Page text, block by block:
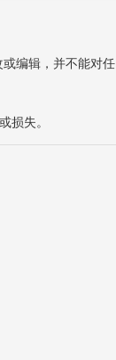
编辑，并不能对任
失。